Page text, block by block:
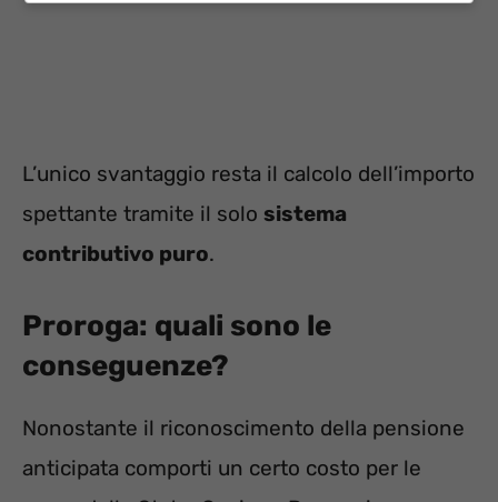
L’unico svantaggio resta il calcolo dell’importo
spettante tramite il solo sistema
contributivo puro.
Proroga: quali sono le
conseguenze?
Nonostante il riconoscimento della pensione
anticipata comporti un certo costo per le